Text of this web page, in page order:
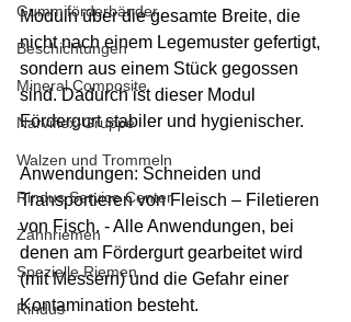
Gummiförderbänder
Beschichtungen
Mineral Composite
Narviflex-Gruppe
Walzen und Trommeln
Rindus Service Center
Zahnriemen
Spezielle Riemen
Rindus
Moduln über die gesamte Breite, die
nicht nach einem Legemuster gefertigt,
sondern aus einem Stück gegossen
sind. Dadurch ist dieser Modul
Fördergurt stabiler und hygienischer.
Anwendungen: Schneiden und
Transportieren von Fleisch – Filetieren
von Fisch. - Alle Anwendungen, bei
denen am Fördergurt gearbeitet wird
(mit Messern) und die Gefahr einer
Kontamination besteht.